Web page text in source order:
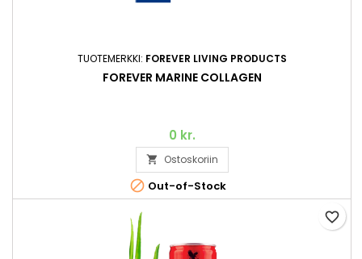
TUOTEMERKKI: FOREVER LIVING PRODUCTS
FOREVER MARINE COLLAGEN
0 kr.
 Ostoskoriin
 Out-of-Stock
favorite_border